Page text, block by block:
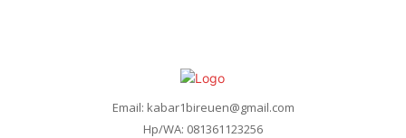
Email: kabar1bireuen@gmail.com
Hp/WA: 081361123256